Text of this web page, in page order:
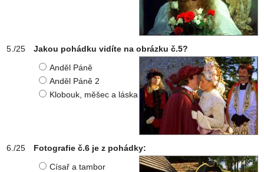
Jakou pohádku vidíte na obrázku č.5?
Anděl Páně
Anděl Páně 2
Klobouk, měšec a láska
Fotografie č.6 je z pohádky:
Císař a tambor